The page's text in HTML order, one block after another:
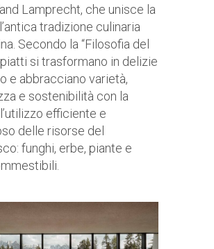
Lamprecht, che unisce la
tradizione culinaria
Secondo la “Filosofia del
piatti si trasformano in delizie
e abbracciano varietà,
e sostenibilità con la
efficiente e
delle risorse del
funghi, erbe, piante e